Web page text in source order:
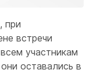
при
встречи
участникам
оставались в